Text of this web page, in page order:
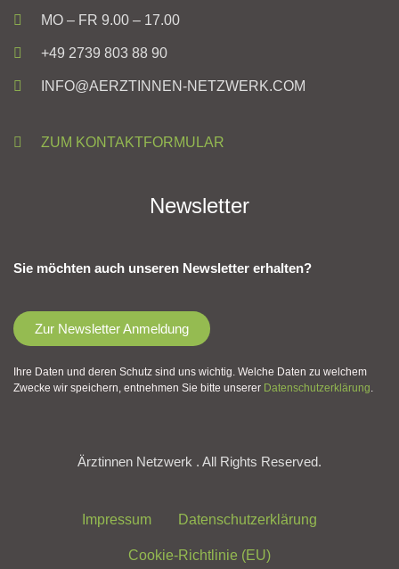
MO – FR 9.00 – 17.00
+49 2739 803 88 90
INFO@AERZTINNEN-NETZWERK.COM
ZUM KONTAKTFORMULAR
Newsletter
Sie möchten auch unseren Newsletter erhalten?
Zur Newsletter Anmeldung
Ihre Daten und deren Schutz sind uns wichtig. Welche Daten zu welchem
Zwecke wir speichern, entnehmen Sie bitte unserer Datenschutzerklärung.
Ärztinnen Netzwerk . All Rights Reserved.
Impressum Datenschutzerklärung
Cookie-Richtlinie (EU)